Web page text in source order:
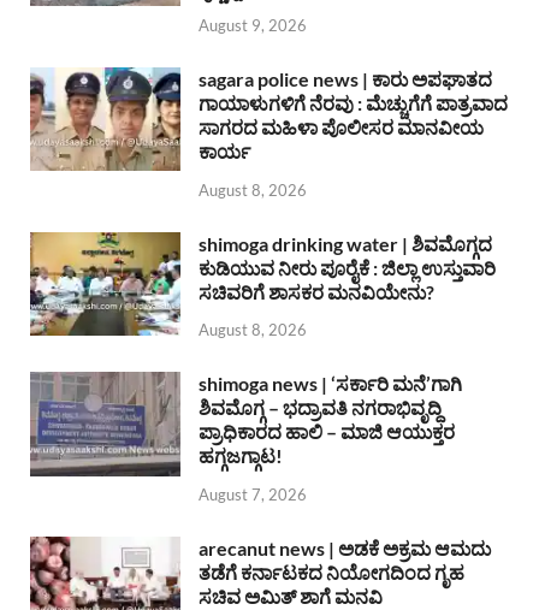
August 9, 2026
sagara police news | ಕಾರು ಅಪಘಾತದ
ಗಾಯಾಳುಗಳಿಗೆ ನೆರವು : ಮೆಚ್ಚುಗೆಗೆ ಪಾತ್ರವಾದ
ಸಾಗರದ ಮಹಿಳಾ ಪೊಲೀಸರ ಮಾನವೀಯ
ಕಾರ್ಯ
August 8, 2026
shimoga drinking water | ಶಿವಮೊಗ್ಗದ
ಕುಡಿಯುವ ನೀರು ಪೂರೈಕೆ : ಜಿಲ್ಲಾ ಉಸ್ತುವಾರಿ
ಸಚಿವರಿಗೆ ಶಾಸಕರ ಮನವಿಯೇನು?
August 8, 2026
shimoga news | ‘ಸರ್ಕಾರಿ ಮನೆ’ಗಾಗಿ
ಶಿವಮೊಗ್ಗ – ಭದ್ರಾವತಿ ನಗರಾಭಿವೃದ್ದಿ
ಪ್ರಾಧಿಕಾರದ ಹಾಲಿ – ಮಾಜಿ ಆಯುಕ್ತರ
ಹಗ್ಗಜಗ್ಗಾಟ!
August 7, 2026
arecanut news | ಅಡಕೆ ಅಕ್ರಮ ಆಮದು
ತಡೆಗೆ ಕರ್ನಾಟಕದ ನಿಯೋಗದಿಂದ ಗೃಹ
ಸಚಿವ ಅಮಿತ್ ಶಾಗೆ ಮನವಿ